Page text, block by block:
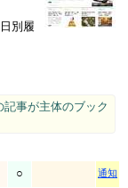
別履
事が主体のブック
○ 通知